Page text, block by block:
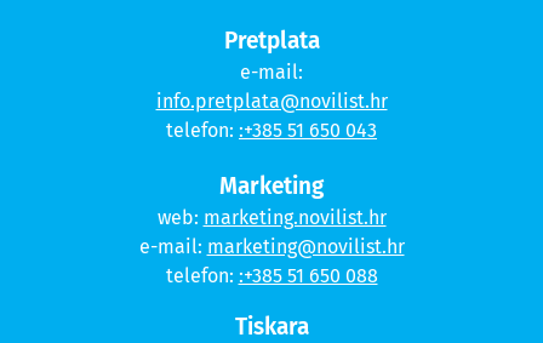
Pretplata
e-mail:
info.pretplata@novilist.hr
telefon: :+385 51 650 043
Marketing
web: marketing.novilist.hr
e-mail: marketing@novilist.hr
telefon: :+385 51 650 088
Tiskara